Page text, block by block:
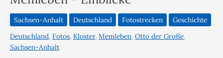
Sachsen-Anhalt Deutschland Fotostrecken
Geschichte
Deutschland, Fotos, Kloster, Memleben, Otto der Große,
Sachsen-Anhalt